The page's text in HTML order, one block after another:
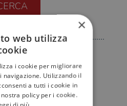
×
web utilizza
i cookie per migliorare
navigazione. Utilizzando il
a tutti i cookie in
policy per i cookie.